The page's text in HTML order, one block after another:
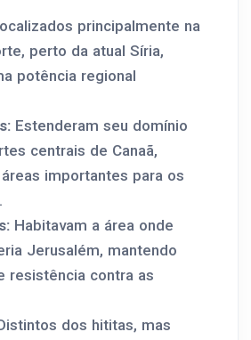
principalmente na
perto da atual Síria,
potência regional
Estenderam seu domínio
centrais de Canaã,
importantes para os
Habitavam a área onde
Jerusalém, mantendo
resistência contra as
dos hititas, mas